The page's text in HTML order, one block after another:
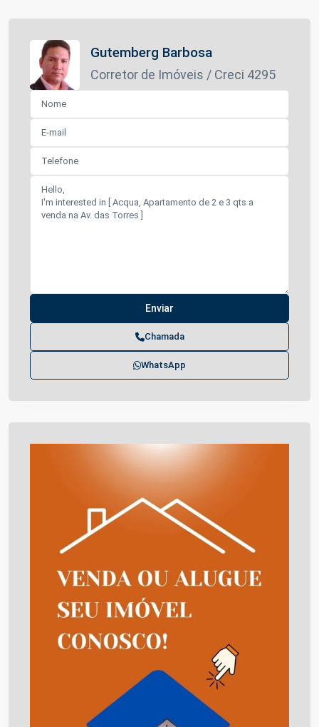
Gutemberg Barbosa
Corretor de Imóveis / Creci 4295
Chamada
WhatsApp